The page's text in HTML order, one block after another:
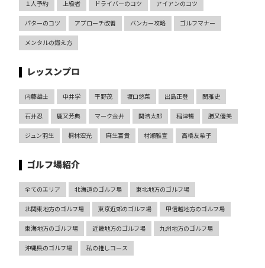
１人予約 上級者 ドライバーのコツ アイアンのコツ
パターのコツ アプローチ改善 バンカー攻略 ゴルフマナー
メンタルの鍛え方
レッスンプロ
内藤雄士 中井学 平野茂 坂口悠菜 出島正登 関雅史
石井忍 鹿又芳典 マーク金井 関浩太郎 稲津暢 勝又優美
ジュン羽生 桐林宏光 麻生富貴 村瀬雅宣 高橋友希子
ゴルフ場紹介
全てのエリア 北海道のゴルフ場 東北地方のゴルフ場
北関東地方のゴルフ場 東京近郊のゴルフ場 甲信越地方のゴルフ場
東海地方のゴルフ場 近畿地方のゴルフ場 九州地方のゴルフ場
沖縄県のゴルフ場 私の推しコース